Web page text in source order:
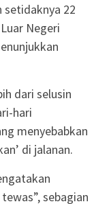
setidaknya 22
Negeri
dari selusin
hari
menyebabkan
di jalanan.
sebagian